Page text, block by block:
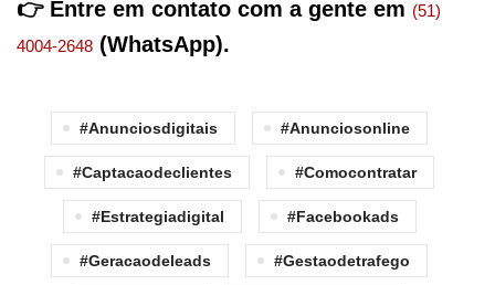
👉 Entre em contato com a gente em (51)
4004-2648 (WhatsApp).
#anunciosdigitais #anunciosonline
#captacaodeclientes #comocontratar
#estrategiadigital #facebookads
#geracaodeleads #gestaodetrafego